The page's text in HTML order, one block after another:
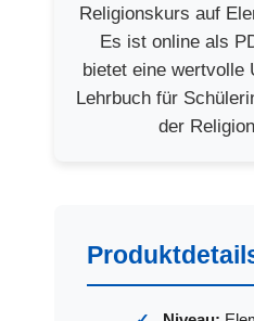
Religionskurs auf
Es ist online als
bietet eine wertvolle
Lehrbuch für
der